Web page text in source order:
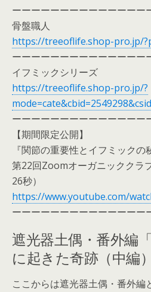
ーーーーーーーーーーーーーー
骨盤職人
https://treeoflife.shop-pro.jp/
ーーーーーーーーーーーーーー
イフミックシリーズ
https://treeoflife.shop-pro.jp/?
ーーーーーーーーーーーーーー
【期間限定公開】
『関節の重要性とイフミックの
第22回Zoomオーガニッククラ
26秒）
https://www.youtube.com/
ーーーーーーーーーーーーーー
遮光器土偶・番外編
に起きた奇跡（中編）
ここからは遮光器土偶・番外編